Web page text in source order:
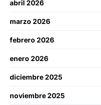
abril 2026
marzo 2026
febrero 2026
enero 2026
diciembre 2025
noviembre 2025